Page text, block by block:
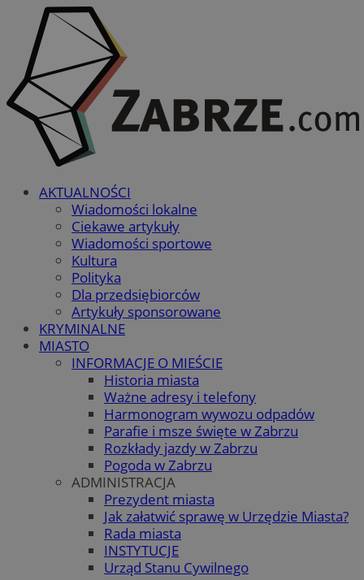
AKTUALNOŚCI
Wiadomości lokalne
Ciekawe artykuły
Wiadomości sportowe
Kultura
Polityka
Dla przedsiębiorców
Artykuły sponsorowane
KRYMINALNE
MIASTO
INFORMACJE O MIEŚCIE
Historia miasta
Ważne adresy i telefony
Harmonogram wywozu odpadów
Parafie i msze święte w Zabrzu
Rozkłady jazdy w Zabrzu
Pogoda w Zabrzu
ADMINISTRACJA
Prezydent miasta
Jak załatwić sprawę w Urzędzie Miasta?
Rada miasta
INSTYTUCJE
Urząd Stanu Cywilnego